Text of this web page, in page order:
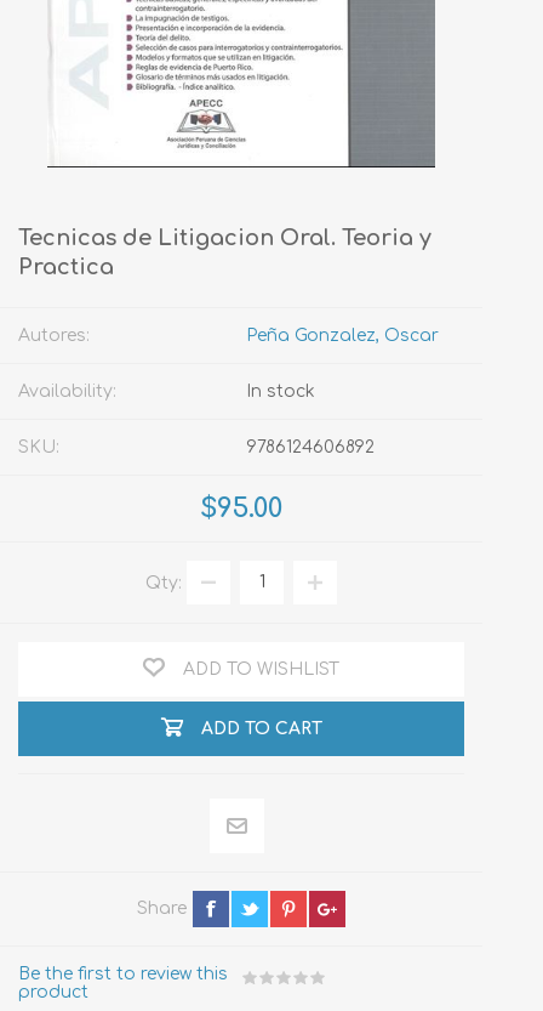
Tecnicas de Litigacion Oral. Teoria y
Practica
Autores: Peña Gonzalez, Oscar
Availability: In stock
SKU: 9786124606892
$95.00
Qty:
ADD TO WISHLIST
ADD TO CART
Share
Be the first to review this
product